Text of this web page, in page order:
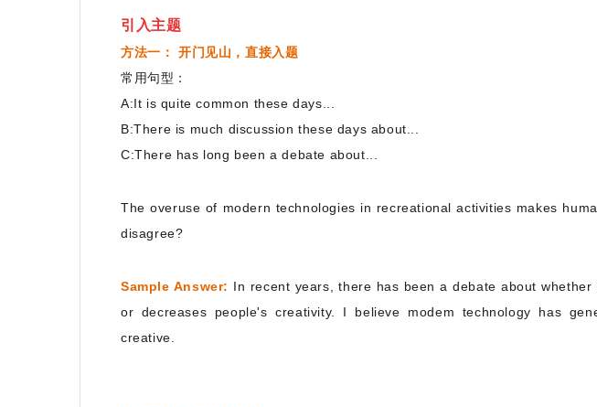
引入主题
方法一： 开门见山，直接入题
常用句型：
A:It is quite common these days...
B:There is much discussion these days about...
C:There has long been a debate about...
The overuse of modern technologies in recreational activities makes
disagree?
Sample Answer: In recent years, there has been a debate about
or decreases people's creativity. I believe modem technology has
creative.